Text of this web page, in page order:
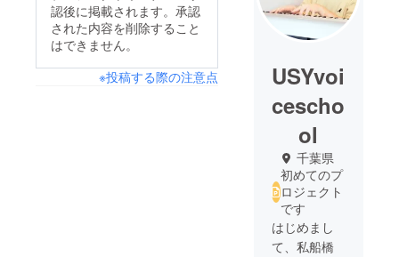
認後に掲載されます。承認
された内容を削除すること
はできません。
※投稿する際の注意点
USYvoi
cescho
ol
千葉県
初めてのプ
ロジェクト
です
はじめまし
て、私船橋